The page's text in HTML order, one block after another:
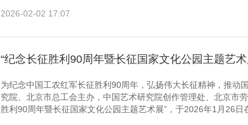
2026-02-02 17:07
“纪念长征胜利90周年暨长征国家文化公园主题艺
为纪念中国工农红军长征胜利90周年，弘扬伟大长征精神，推动
究院、北京市总工会主办，中国艺术研究院创作管理处、北京
胜利90周年暨长征国家文化公园主题艺术展”，于2026年1月26日